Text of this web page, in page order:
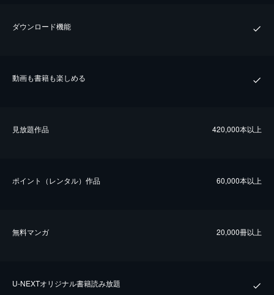
ダウンロード機能
動画も書籍も楽しめる
⾒放題作品 420,000本以上
ポイント（レンタル）作品 60,000本以上
無料マンガ 20,000冊以上
U-NEXTオリジナル書籍読み放題